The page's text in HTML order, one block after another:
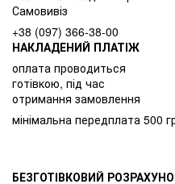
Самовивіз
+38 (097) 366-38-00
НАКЛАДЕНИЙ ПЛАТІЖ
оплата проводиться
готівкою, під час
отримання замовлення
мінімальна передплата 500
БЕЗГОТІВКОВИЙ